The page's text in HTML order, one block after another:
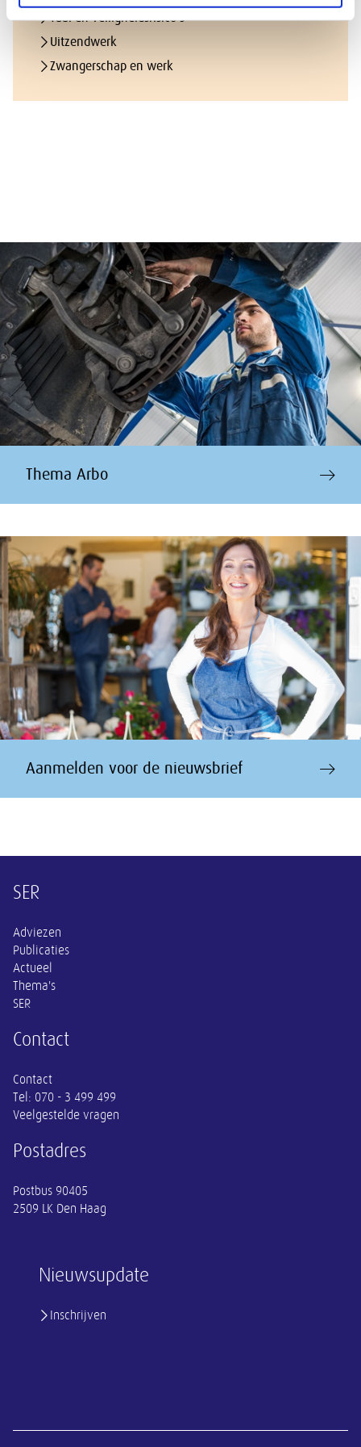
Taal en veiligheidsrisico's
Uitzendwerk
Zwangerschap en werk
Thema Arbo
Aanmelden voor de nieuwsbrief
Overige informatie
Nieuwsupdate
Inschrijven
SER
Adviezen
Publicaties
Actueel
Thema's
SER
Contact
Contact
Tel: 070 - 3 499 499
Veelgestelde vragen
Postadres
Postbus 90405
2509 LK Den Haag